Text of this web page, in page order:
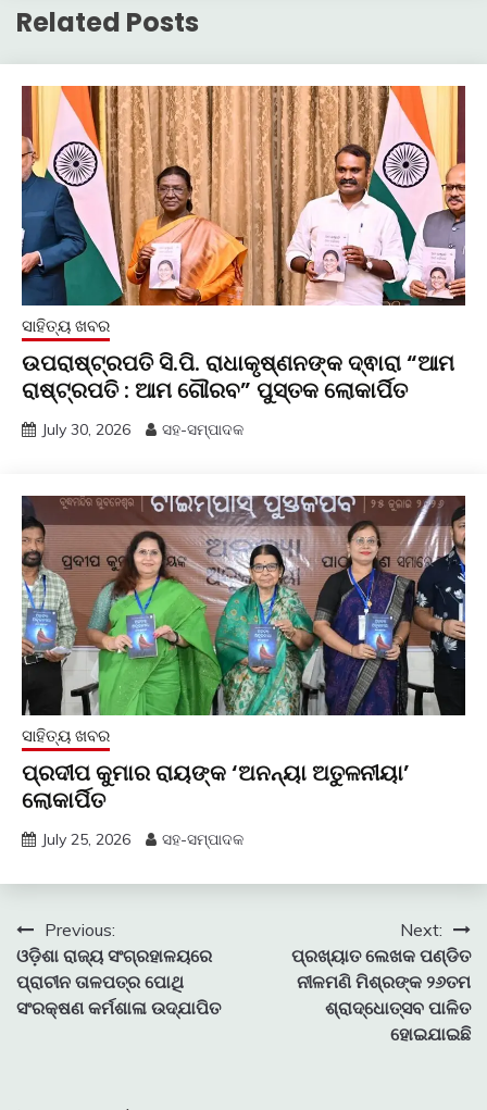
Related Posts
ସାହିତ୍ୟ ଖବର
ଉପରାଷ୍ଟ୍ରପତି ସି.ପି. ରାଧାକୃଷ୍ଣନଙ୍କ ଦ୍ଵାରା “ଆମ
ରାଷ୍ଟ୍ରପତି : ଆମ ଗୌରବ” ପୁସ୍ତକ ଲୋକାର୍ପିତ
July 30, 2026 ସହ-ସମ୍ପାଦକ
ସାହିତ୍ୟ ଖବର
ପ୍ରଦୀପ କୁମାର ରାୟଙ୍କ ‘ଅନନ୍ୟା ଅତୁଳନୀୟା’
ଲୋକାର୍ପିତ
July 25, 2026 ସହ-ସମ୍ପାଦକ
Post
navigation
Previous:
ଓଡ଼ିଶା ରାଜ୍ୟ ସଂଗ୍ରହାଳୟରେ
ପ୍ରାଚୀନ ତାଳପତ୍ର ପୋଥି
ସଂରକ୍ଷଣ କର୍ମଶାଳା ଉଦ୍‌ଯାପିତ
Next:
ପ୍ରଖ୍ୟାତ ଲେଖକ ପଣ୍ଡିତ
ନୀଳମଣି ମିଶ୍ରଙ୍କ ୨୬ତମ
ଶ୍ରାଦ୍ଧୋତ୍ସବ ପାଳିତ
ହୋଇଯାଇଛି